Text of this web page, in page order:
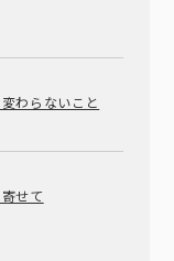
わらないこと
せて